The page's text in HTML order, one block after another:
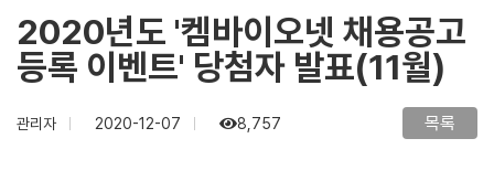
2020년도 '켐바이오넷 채용공고
등록 이벤트' 당첨자 발표(11월)
관리자 2020-12-07 8,757 목록